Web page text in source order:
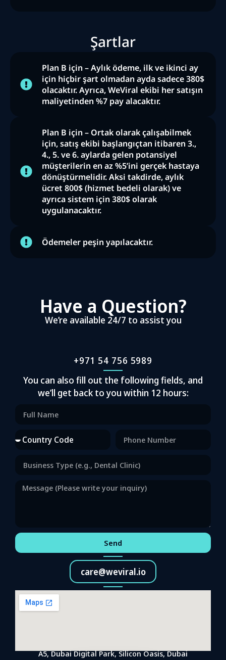
Şartlar
Plan B için – Aylık ödeme, ilk ve ikinci ay
için hiçbir şart olmadan ayda sadece 380$
olacaktır. Ayrıca, WeViral ekibi her satışın
maliyetinden %7 pay alacaktır.
Plan B için – Ortak olarak çalışabilmek
için, satış ekibi başlangıçtan itibaren 3.,
4., 5. ve 6. aylarda gelen potansiyel
müşterilerin en az %5’ini gerçek hastaya
dönüştürmelidir. Aksi takdirde, aylık
ücret 800$ (hizmet bedeli olarak) ve
ayrıca sistem için 380$ olarak
uygulanacaktır.
Ödemeler peşin yapılacaktır.
Have a Question?
We’re available 24/7 to assist you
+971 54 756 5989
You can also fill out the following fields, and
we’ll get back to you within 12 hours:
Send
care@weviral.io
A5, Dubai Digital Park, Silicon Oasis, Dubai